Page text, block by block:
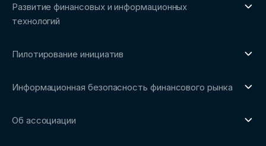
Трендвотчинг и информационный сервис
Развитие финансовых и информационных
технологий
Репозиторий Ассоциации
Сообщество FinDevSecOps
Рабочие группы
Пилотирование инициатив
Площадка пилотного тестирования
Ключевые пилоты
Информационная безопасность финансового рынка
Направления работы
Об ассоциации